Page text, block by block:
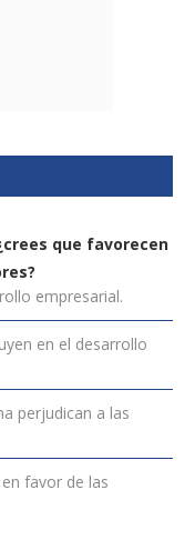
que favorecen
empresarial.
en el desarrollo
perjudican a las
favor de las